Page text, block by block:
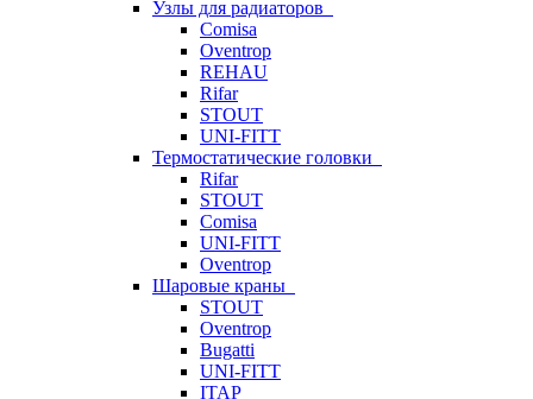
Узлы для радиаторов
Comisa
Oventrop
REHAU
Rifar
STOUT
UNI-FITT
Термостатические головки
Rifar
STOUT
Comisa
UNI-FITT
Oventrop
Шаровые краны
STOUT
Oventrop
Bugatti
UNI-FITT
ITAP